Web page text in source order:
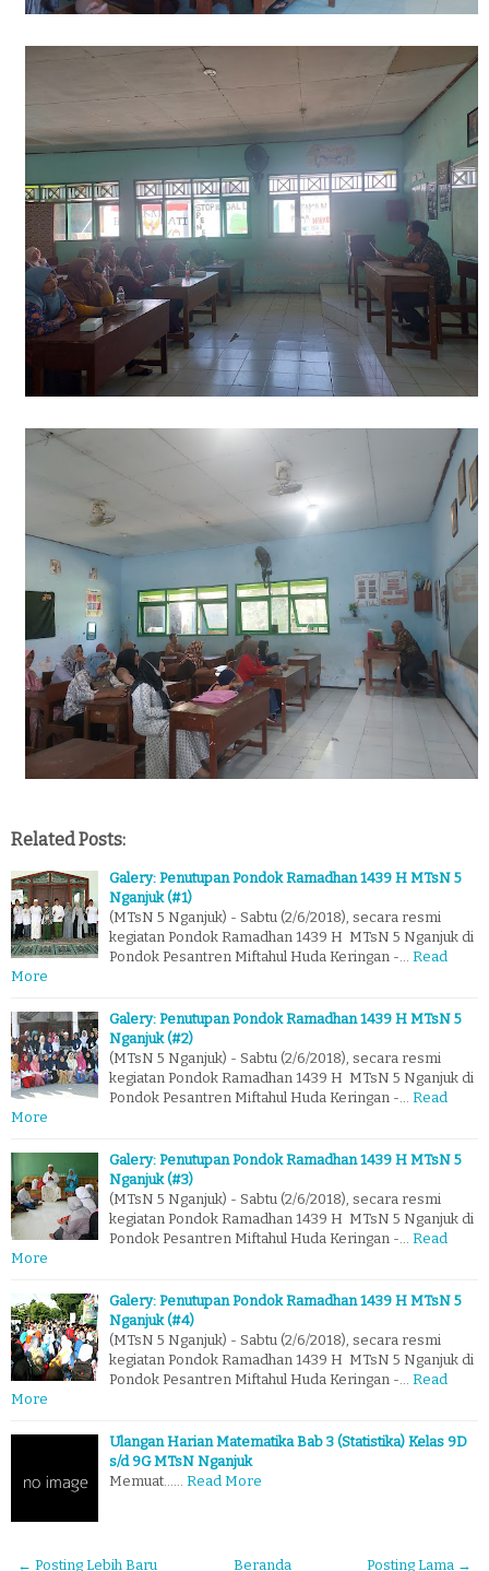
Related Posts:
Galery: Penutupan Pondok Ramadhan 1439 H MTsN 5
Nganjuk (#1)
(MTsN 5 Nganjuk) - Sabtu (2/6/2018), secara resmi
kegiatan Pondok Ramadhan 1439 H MTsN 5 Nganjuk di
Pondok Pesantren Miftahul Huda Keringan -… Read
More
Galery: Penutupan Pondok Ramadhan 1439 H MTsN 5
Nganjuk (#2)
(MTsN 5 Nganjuk) - Sabtu (2/6/2018), secara resmi
kegiatan Pondok Ramadhan 1439 H MTsN 5 Nganjuk di
Pondok Pesantren Miftahul Huda Keringan -… Read
More
Galery: Penutupan Pondok Ramadhan 1439 H MTsN 5
Nganjuk (#3)
(MTsN 5 Nganjuk) - Sabtu (2/6/2018), secara resmi
kegiatan Pondok Ramadhan 1439 H MTsN 5 Nganjuk di
Pondok Pesantren Miftahul Huda Keringan -… Read
More
Galery: Penutupan Pondok Ramadhan 1439 H MTsN 5
Nganjuk (#4)
(MTsN 5 Nganjuk) - Sabtu (2/6/2018), secara resmi
kegiatan Pondok Ramadhan 1439 H MTsN 5 Nganjuk di
Pondok Pesantren Miftahul Huda Keringan -… Read
More
Ulangan Harian Matematika Bab 3 (Statistika) Kelas 9D
s/d 9G MTsN Nganjuk
Memuat...… Read More
← Posting Lebih Baru Posting Lama →
Beranda